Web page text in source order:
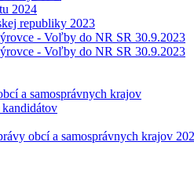
2024
republiky 2023
- Voľby do NR SR 30.9.2023
- Voľby do NR SR 30.9.2023
a samosprávnych krajov
obcí a samosprávnych krajov